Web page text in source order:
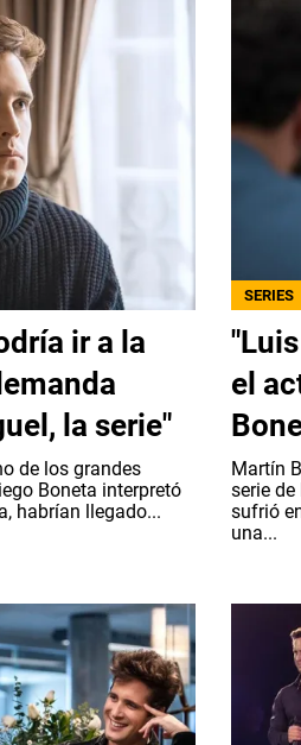
ir a la
la serie"
de los grandes
Boneta interpretó
habrían llegado...
SERIES
el
Martín
serie
sufrió
una...